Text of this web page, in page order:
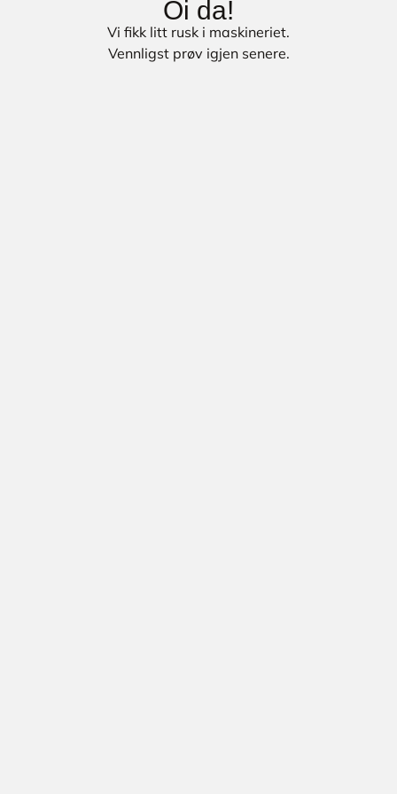
Oi da!
Vi fikk litt rusk i maskineriet.
Vennligst prøv igjen senere.